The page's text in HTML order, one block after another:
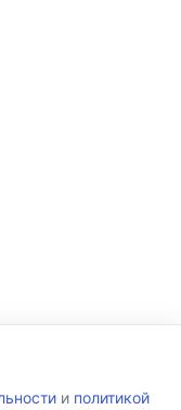
и политикой